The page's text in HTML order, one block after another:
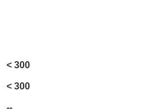
< 300
< 300
--